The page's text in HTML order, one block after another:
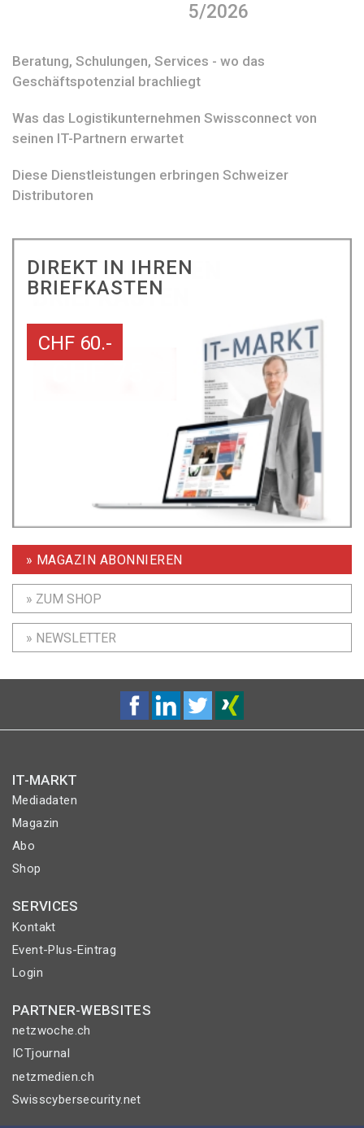
5/2026
Beratung, Schulungen, Services - wo das
Geschäftspotenzial brachliegt
Was das Logistikunternehmen Swissconnect von
seinen IT-Partnern erwartet
Diese Dienstleistungen erbringen Schweizer
Distributoren
DIREKT IN IHREN
BRIEFKASTEN
CHF 60.-
» MAGAZIN ABONNIEREN
» ZUM SHOP
» NEWSLETTER
IT-MARKT
Mediadaten
Magazin
Abo
Shop
SERVICES
Kontakt
Event-Plus-Eintrag
Login
PARTNER-WEBSITES
netzwoche.ch
ICTjournal
netzmedien.ch
Swisscybersecurity.net